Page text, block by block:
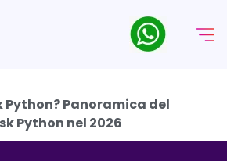
Python? Panoramica del
Python nel 2026